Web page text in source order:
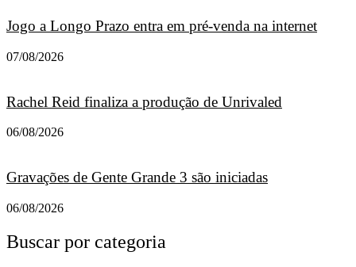
Jogo a Longo Prazo entra em pré-venda na internet
07/08/2026
Rachel Reid finaliza a produção de Unrivaled
06/08/2026
Gravações de Gente Grande 3 são iniciadas
06/08/2026
Buscar por categoria